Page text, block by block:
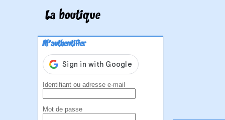
La boutique
M'authentifier
Identifiant ou adresse e-mail
Mot de passe